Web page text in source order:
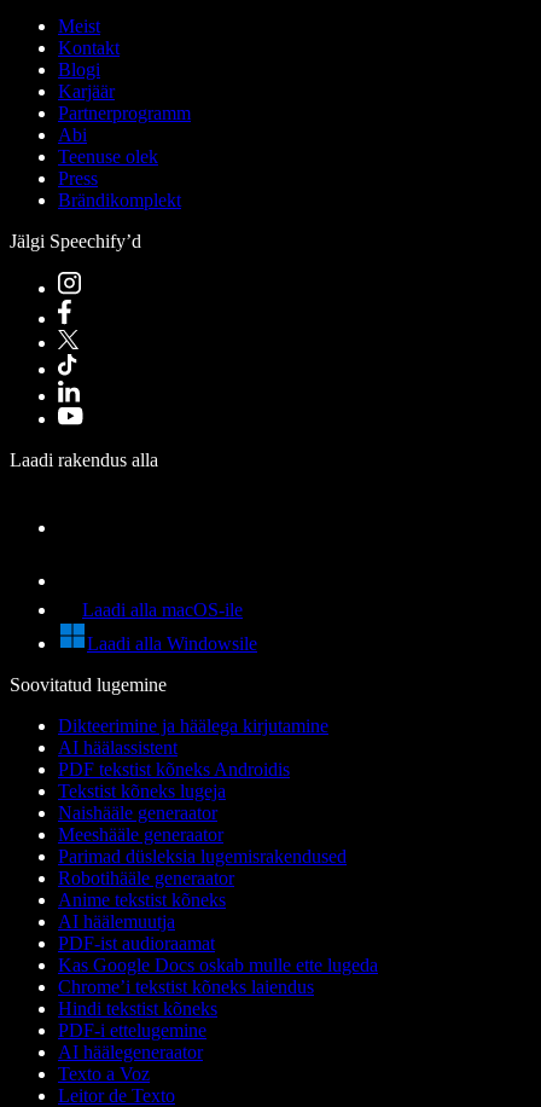
Meist
Kontakt
Blogi
Karjäär
Partnerprogramm
Abi
Teenuse olek
Press
Brändikomplekt
Jälgi Speechify’d
Laadi rakendus alla
Laadi alla macOS-ile
Laadi alla Windowsile
Soovitatud lugemine
Dikteerimine ja häälega kirjutamine
AI häälassistent
PDF tekstist kõneks Androidis
Tekstist kõneks lugeja
Naishääle generaator
Meeshääle generaator
Parimad düsleksia lugemisrakendused
Robotihääle generaator
Anime tekstist kõneks
AI häälemuutja
PDF-ist audioraamat
Kas Google Docs oskab mulle ette lugeda
Chrome’i tekstist kõneks laiendus
Hindi tekstist kõneks
PDF-i ettelugemine
AI häälegeneraator
Texto a Voz
Leitor de Texto